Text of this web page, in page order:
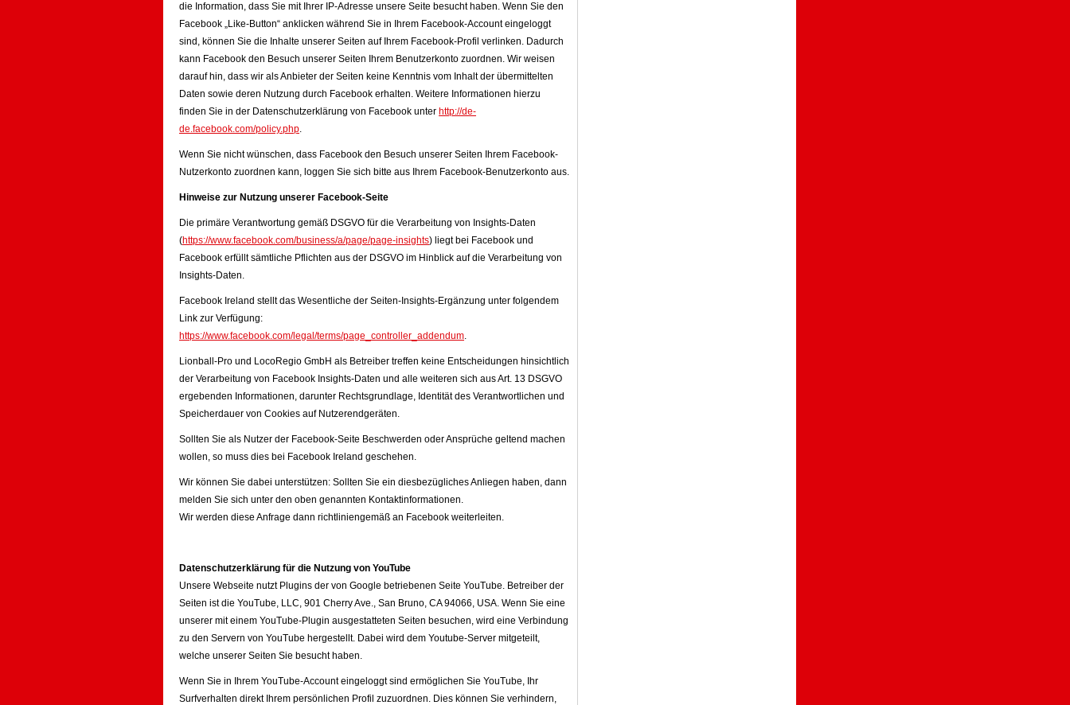
die Information, dass Sie mit Ihrer IP-Adresse unsere Seite besucht haben. Wenn Sie den
Facebook „Like-Button“ anklicken während Sie in Ihrem Facebook-Account eingeloggt
sind, können Sie die Inhalte unserer Seiten auf Ihrem Facebook-Profil verlinken. Dadurch
kann Facebook den Besuch unserer Seiten Ihrem Benutzerkonto zuordnen. Wir weisen
darauf hin, dass wir als Anbieter der Seiten keine Kenntnis vom Inhalt der übermittelten
Daten sowie deren Nutzung durch Facebook erhalten. Weitere Informationen hierzu
finden Sie in der Datenschutzerklärung von Facebook unter http://de-
de.facebook.com/policy.php.
Wenn Sie nicht wünschen, dass Facebook den Besuch unserer Seiten Ihrem Facebook-
Nutzerkonto zuordnen kann, loggen Sie sich bitte aus Ihrem Facebook-Benutzerkonto aus.
Hinweise zur Nutzung unserer Facebook-Seite
Die primäre Verantwortung gemäß DSGVO für die Verarbeitung von Insights-Daten
(https://www.facebook.com/business/a/page/page-insights) liegt bei Facebook und
Facebook erfüllt sämtliche Pflichten aus der DSGVO im Hinblick auf die Verarbeitung von
Insights-Daten.
Facebook Ireland stellt das Wesentliche der Seiten-Insights-Ergänzung unter folgendem
Link zur Verfügung:
https://www.facebook.com/legal/terms/page_controller_addendum.
Lionball-Pro und LocoRegio GmbH als Betreiber treffen keine Entscheidungen hinsichtlich
der Verarbeitung von Facebook Insights-Daten und alle weiteren sich aus Art. 13 DSGVO
ergebenden Informationen, darunter Rechtsgrundlage, Identität des Verantwortlichen und
Speicherdauer von Cookies auf Nutzerendgeräten.
Sollten Sie als Nutzer der Facebook-Seite Beschwerden oder Ansprüche geltend machen
wollen, so muss dies bei Facebook Ireland geschehen.
Wir können Sie dabei unterstützen: Sollten Sie ein diesbezügliches Anliegen haben, dann
melden Sie sich unter den oben genannten Kontaktinformationen.
Wir werden diese Anfrage dann richtliniengemäß an Facebook weiterleiten.
Datenschutzerklärung für die Nutzung von YouTube
Unsere Webseite nutzt Plugins der von Google betriebenen Seite YouTube. Betreiber der
Seiten ist die YouTube, LLC, 901 Cherry Ave., San Bruno, CA 94066, USA. Wenn Sie eine
unserer mit einem YouTube-Plugin ausgestatteten Seiten besuchen, wird eine Verbindung
zu den Servern von YouTube hergestellt. Dabei wird dem Youtube-Server mitgeteilt,
welche unserer Seiten Sie besucht haben.
Wenn Sie in Ihrem YouTube-Account eingeloggt sind ermöglichen Sie YouTube, Ihr
Surfverhalten direkt Ihrem persönlichen Profil zuzuordnen. Dies können Sie verhindern,